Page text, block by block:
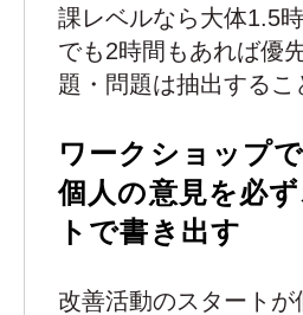
課レベルなら大体1.5
でも2時間もあれば優
題・問題は抽出するこ
ワークショップで
個人の意見を必
トで書き出す
改善活動のスタートが